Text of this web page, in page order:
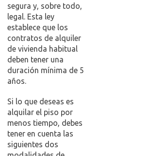
segura y, sobre todo,
legal. Esta ley
establece que los
contratos de alquiler
de vivienda habitual
deben tener una
duración mínima de 5
años.
Si lo que deseas es
alquilar el piso por
menos tiempo, debes
tener en cuenta las
siguientes dos